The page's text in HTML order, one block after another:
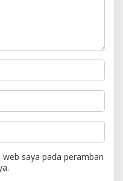
saya pada peramban